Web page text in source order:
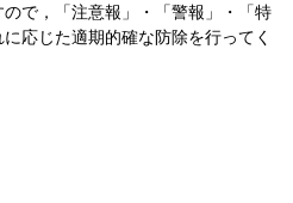
で，「注意報」・「警報」・「特
応じた適期的確な防除を行ってく